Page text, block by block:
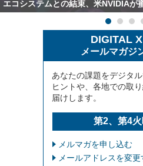
エコシステムとの結束、米NVIDIAが
DIGITAL
メールマガジ
あなたの課題をデジタ
ヒントや、各地での取
届けします。
第2、第4
メルマガを申し込む
メールアドレスを変更